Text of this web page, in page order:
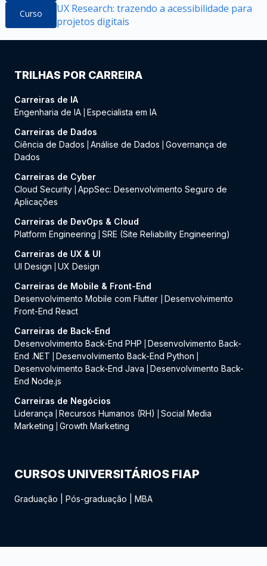
Curso
UX Research: trazendo a acessibilidade para
projetos digitais
TRILHAS POR CARREIRA
Carreiras de IA
Engenharia de IA Especialista em IA
Carreiras de Dados
Ciência de Dados
Análise de Dados
Governança de
Dados
Carreiras de Cyber
Cloud Security AppSec: Desenvolvimento Seguro de
Aplicações
Carreiras de DevOps & Cloud
Platform Engineering
SRE (Site Reliability Engineering)
Carreiras de UX & UI
UI Design
UX Design
Carreiras de Mobile & Front-End
Desenvolvimento Mobile com Flutter
Desenvolvimento
Front-End React
Carreiras de Back-End
Desenvolvimento Back-End PHP
Desenvolvimento Back-
End .NET
Desenvolvimento Back-End Python
Desenvolvimento Back-End Java
Desenvolvimento Back-
End Node.js
Carreiras de Negócios
Liderança
Recursos Humanos (RH)
Social Media
Marketing
Growth Marketing
CURSOS UNIVERSITÁRIOS FIAP
Graduação Pós-graduação MBA